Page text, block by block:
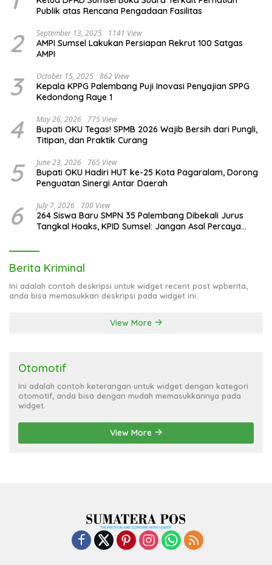
Publik atas Rencana Pengadaan Fasilitas
2 September 13, 2025 1141 View
AMPI Sumsel Lakukan Persiapan Rekrut 100 Satgas
AMPI
3 October 15, 2025 862 View
Kepala KPPG Palembang Puji Inovasi Penyajian SPPG
Kedondong Raye 1
4 May 26, 2026 775 View
Bupati OKU Tegas! SPMB 2026 Wajib Bersih dari Pungli,
Titipan, dan Praktik Curang
5 June 23, 2026 765 View
Bupati OKU Hadiri HUT ke-25 Kota Pagaralam, Dorong
Penguatan Sinergi Antar Daerah
6 July 7, 2026 700 View
264 Siswa Baru SMPN 35 Palembang Dibekali Jurus
Tangkal Hoaks, KPID Sumsel: Jangan Asal Percaya
Berita Kriminal
Ini adalah contoh deskripsi untuk widget recent post wpberita,
anda bisa memasukkan deskripsi pada widget ini.
View More
Otomotif
Ini adalah contoh keterangan untuk widget dengan kategori
otomotif, anda bisa dengan mudah memasukkannya pada
widget.
View More